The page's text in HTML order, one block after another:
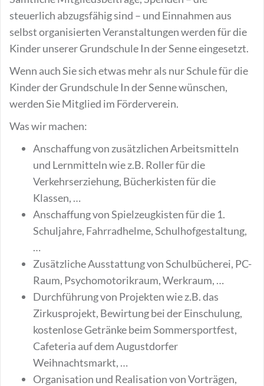
steuerlich abzugsfähig sind – und Einnahmen aus
selbst organisierten Veranstaltungen werden für die
Kinder unserer Grundschule In der Senne eingesetzt.
Wenn auch Sie sich etwas mehr als nur Schule für die
Kinder der Grundschule In der Senne wünschen,
werden Sie Mitglied im Förderverein.
Was wir machen:
Anschaffung von zusätzlichen Arbeitsmitteln
und Lernmitteln wie z.B. Roller für die
Verkehrserziehung, Bücherkisten für die
Klassen, …
Anschaffung von Spielzeugkisten für die 1.
Schuljahre, Fahrradhelme, Schulhofgestaltung,
…
Zusätzliche Ausstattung von Schulbücherei, PC-
Raum, Psychomotorikraum, Werkraum, …
Durchführung von Projekten wie z.B. das
Zirkusprojekt, Bewirtung bei der Einschulung,
kostenlose Getränke beim Sommersportfest,
Cafeteria auf dem Augustdorfer
Weihnachtsmarkt, …
Organisation und Realisation von Vorträgen,